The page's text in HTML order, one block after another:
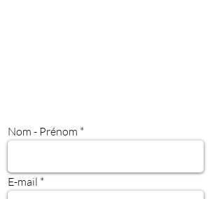
Nom - Prénom
E-mail